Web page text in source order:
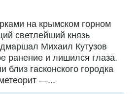
на крымском горном
светлейший князь
Михаил Кутузов
ранение и лишился глаза.
близ гасконского городка
—...